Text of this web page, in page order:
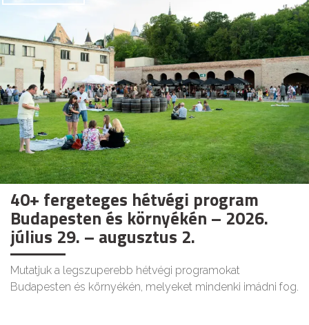
40+ fergeteges hétvégi program
Budapesten és környékén – 2026.
július 29. – augusztus 2.
Mutatjuk a legszuperebb hétvégi programokat
Budapesten és környékén, melyeket mindenki imádni fog.